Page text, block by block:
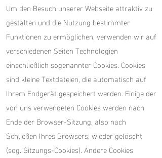
Um den Besuch unserer Webseite attraktiv zu
gestalten und die Nutzung bestimmter
Funktionen zu ermöglichen, verwenden wir auf
verschiedenen Seiten Technologien
einschließlich sogenannter Cookies. Cookies
sind kleine Textdateien, die automatisch auf
Ihrem Endgerät gespeichert werden. Einige der
von uns verwendeten Cookies werden nach
Ende der Browser-Sitzung, also nach
Schließen Ihres Browsers, wieder gelöscht
(sog. Sitzungs-Cookies). Andere Cookies